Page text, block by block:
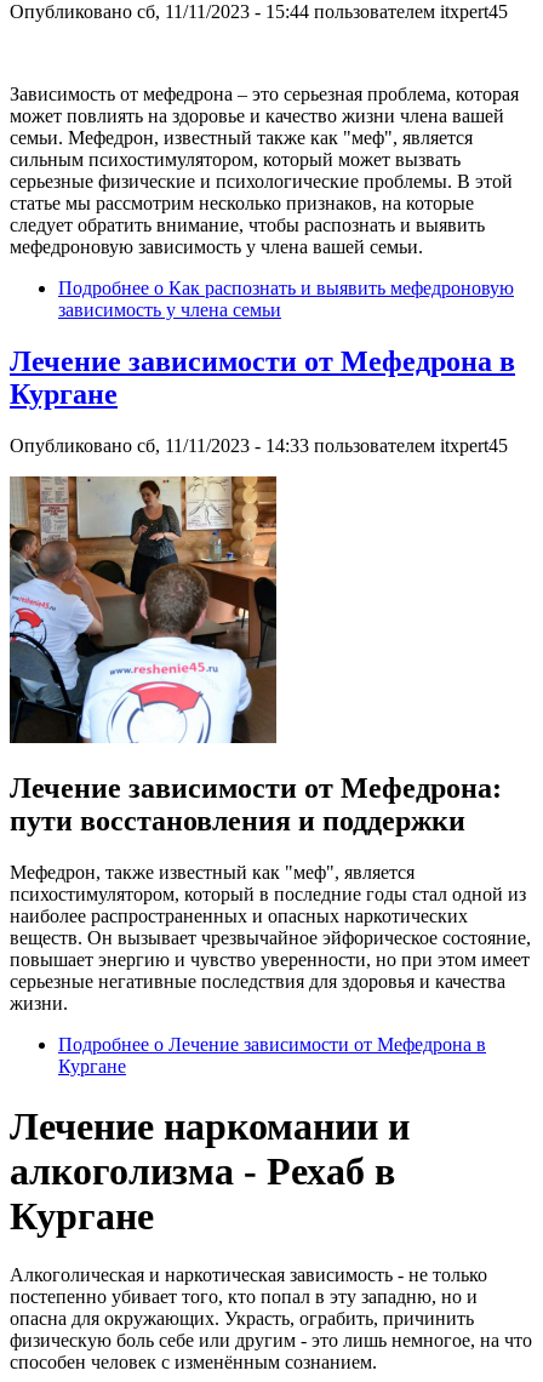
Опубликовано сб, 11/11/2023 - 15:44 пользователем itxpert45
Зависимость от мефедрона – это серьезная проблема, которая
может повлиять на здоровье и качество жизни члена вашей
семьи. Мефедрон, известный также как "меф", является
сильным психостимулятором, который может вызвать
серьезные физические и психологические проблемы. В этой
статье мы рассмотрим несколько признаков, на которые
следует обратить внимание, чтобы распознать и выявить
мефедроновую зависимость у члена вашей семьи.
Подробнее о Как распознать и выявить мефедроновую
зависимость у члена семьи
Лечение зависимости от Мефедрона в
Кургане
Опубликовано сб, 11/11/2023 - 14:33 пользователем itxpert45
Лечение зависимости от Мефедрона:
пути восстановления и поддержки
Мефедрон, также известный как "меф", является
психостимулятором, который в последние годы стал одной из
наиболее распространенных и опасных наркотических
веществ. Он вызывает чрезвычайное эйфорическое состояние,
повышает энергию и чувство уверенности, но при этом имеет
серьезные негативные последствия для здоровья и качества
жизни.
Подробнее о Лечение зависимости от Мефедрона в
Кургане
Лечение наркомании и
алкоголизма - Рехаб в
Кургане
Алкоголическая и наркотическая зависимость - не только
постепенно убивает того, кто попал в эту западню, но и
опасна для окружающих. Украсть, ограбить, причинить
физическую боль себе или другим - это лишь немногое, на что
способен человек с изменённым сознанием.